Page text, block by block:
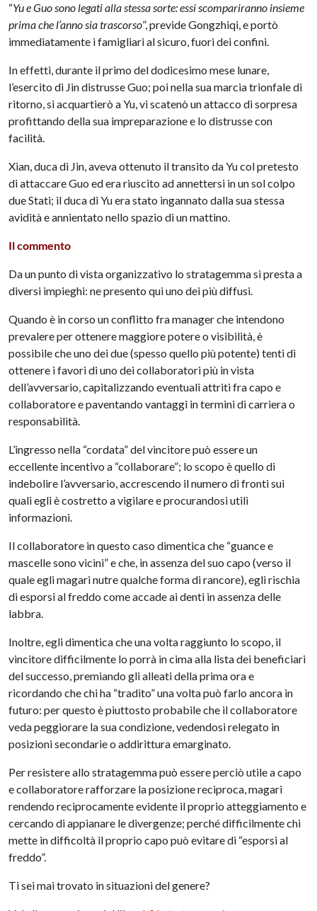
“Yu e Guo sono legati alla stessa sorte: essi scompariranno insieme
prima che l’anno sia trascorso”, previde Gongzhiqi, e portò
immediatamente i famigliari al sicuro, fuori dei confini.
In effetti, durante il primo del dodicesimo mese lunare,
l’esercito di Jin distrusse Guo; poi nella sua marcia trionfale di
ritorno, si acquartierò a Yu, vi scatenò un attacco di sorpresa
profittando della sua impreparazione e lo distrusse con
facilità.
Xian, duca di Jin, aveva ottenuto il transito da Yu col pretesto
di attaccare Guo ed era riuscito ad annettersi in un sol colpo
due Stati; il duca di Yu era stato ingannato dalla sua stessa
avidità e annientato nello spazio di un mattino.
Il commento
Da un punto di vista organizzativo lo stratagemma si presta a
diversi impieghi: ne presento qui uno dei più diffusi.
Quando è in corso un conflitto fra manager che intendono
prevalere per ottenere maggiore potere o visibilità, è
possibile che uno dei due (spesso quello più potente) tenti di
ottenere i favori di uno dei collaboratori più in vista
dell’avversario, capitalizzando eventuali attriti fra capo e
collaboratore e paventando vantaggi in termini di carriera o
responsabilità.
L’ingresso nella “cordata” del vincitore può essere un
eccellente incentivo a “collaborare”; lo scopo è quello di
indebolire l’avversario, accrescendo il numero di fronti sui
quali egli è costretto a vigilare e procurandosi utili
informazioni.
Il collaboratore in questo caso dimentica che “guance e
mascelle sono vicini” e che, in assenza del suo capo (verso il
quale egli magari nutre qualche forma di rancore), egli rischia
di esporsi al freddo come accade ai denti in assenza delle
labbra.
Inoltre, egli dimentica che una volta raggiunto lo scopo, il
vincitore difficilmente lo porrà in cima alla lista dei beneficiari
del successo, premiando gli alleati della prima ora e
ricordando che chi ha “tradito” una volta può farlo ancora in
futuro: per questo è piuttosto probabile che il collaboratore
veda peggiorare la sua condizione, vedendosi relegato in
posizioni secondarie o addirittura emarginato.
Per resistere allo stratagemma può essere perciò utile a capo
e collaboratore rafforzare la posizione reciproca, magari
rendendo reciprocamente evidente il proprio atteggiamento e
cercando di appianare le divergenze; perché difficilmente chi
mette in difficoltà il proprio capo può evitare di “esporsi al
freddo”.
Ti sei mai trovato in situazioni del genere?